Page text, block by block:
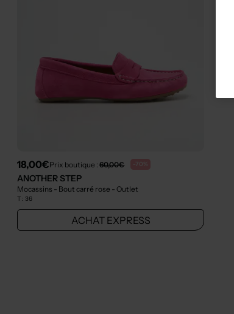
18,00€Prix boutique :60,00€ -70%
ANOTHER STEP
Mocassins - Bout carré rose - Outlet
T :36
ACHAT EXPRESS